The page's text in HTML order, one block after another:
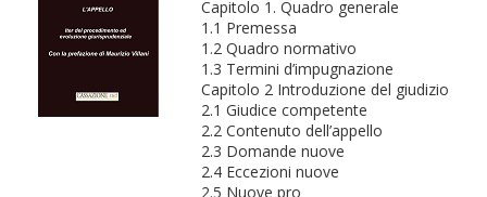
Capitolo 1. Quadro generale
1.1 Premessa
1.2 Quadro normativo
1.3 Termini d’impugnazione
Capitolo 2 Introduzione del giudizio
2.1 Giudice competente
2.2 Contenuto dell’appello
2.3 Domande nuove
2.4 Eccezioni nuove
2.5 Nuove pro